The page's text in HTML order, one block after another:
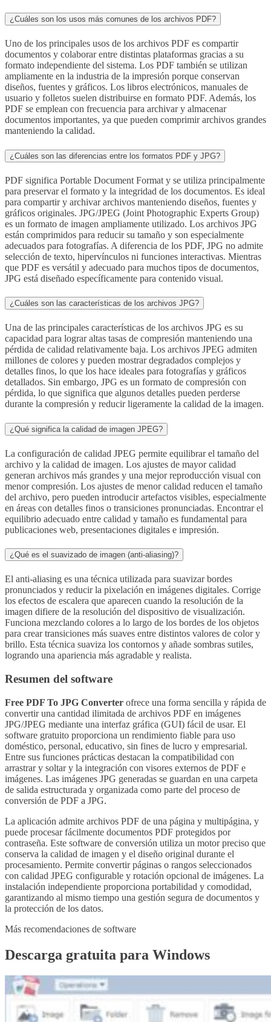
¿Cuáles son los usos más comunes de los archivos PDF?
Uno de los principales usos de los archivos PDF es compartir
documentos y colaborar entre distintas plataformas gracias a su
formato independiente del sistema. Los PDF también se utilizan
ampliamente en la industria de la impresión porque conservan
diseños, fuentes y gráficos. Los libros electrónicos, manuales de
usuario y folletos suelen distribuirse en formato PDF. Además, los
PDF se emplean con frecuencia para archivar y almacenar
documentos importantes, ya que pueden comprimir archivos grandes
manteniendo la calidad.
¿Cuáles son las diferencias entre los formatos PDF y JPG?
PDF significa Portable Document Format y se utiliza principalmente
para preservar el formato y la integridad de los documentos. Es ideal
para compartir y archivar archivos manteniendo diseños, fuentes y
gráficos originales. JPG/JPEG (Joint Photographic Experts Group)
es un formato de imagen ampliamente utilizado. Los archivos JPG
están comprimidos para reducir su tamaño y son especialmente
adecuados para fotografías. A diferencia de los PDF, JPG no admite
selección de texto, hipervínculos ni funciones interactivas. Mientras
que PDF es versátil y adecuado para muchos tipos de documentos,
JPG está diseñado específicamente para contenido visual.
¿Cuáles son las características de los archivos JPG?
Una de las principales características de los archivos JPG es su
capacidad para lograr altas tasas de compresión manteniendo una
pérdida de calidad relativamente baja. Los archivos JPEG admiten
millones de colores y pueden mostrar degradados complejos y
detalles finos, lo que los hace ideales para fotografías y gráficos
detallados. Sin embargo, JPG es un formato de compresión con
pérdida, lo que significa que algunos detalles pueden perderse
durante la compresión y reducir ligeramente la calidad de la imagen.
¿Qué significa la calidad de imagen JPEG?
La configuración de calidad JPEG permite equilibrar el tamaño del
archivo y la calidad de imagen. Los ajustes de mayor calidad
generan archivos más grandes y una mejor reproducción visual con
menor compresión. Los ajustes de menor calidad reducen el tamaño
del archivo, pero pueden introducir artefactos visibles, especialmente
en áreas con detalles finos o transiciones pronunciadas. Encontrar el
equilibrio adecuado entre calidad y tamaño es fundamental para
publicaciones web, presentaciones digitales e impresión.
¿Qué es el suavizado de imagen (anti-aliasing)?
El anti-aliasing es una técnica utilizada para suavizar bordes
pronunciados y reducir la pixelación en imágenes digitales. Corrige
los efectos de escalera que aparecen cuando la resolución de la
imagen difiere de la resolución del dispositivo de visualización.
Funciona mezclando colores a lo largo de los bordes de los objetos
para crear transiciones más suaves entre distintos valores de color y
brillo. Esta técnica suaviza los contornos y añade sombras sutiles,
logrando una apariencia más agradable y realista.
Resumen del software
Free PDF To JPG Converter ofrece una forma sencilla y rápida de
convertir una cantidad ilimitada de archivos PDF en imágenes
JPG/JPEG mediante una interfaz gráfica (GUI) fácil de usar. El
software gratuito proporciona un rendimiento fiable para uso
doméstico, personal, educativo, sin fines de lucro y empresarial.
Entre sus funciones prácticas destacan la compatibilidad con
arrastrar y soltar y la integración con visores externos de PDF e
imágenes. Las imágenes JPG generadas se guardan en una carpeta
de salida estructurada y organizada como parte del proceso de
conversión de PDF a JPG.
La aplicación admite archivos PDF de una página y multipágina, y
puede procesar fácilmente documentos PDF protegidos por
contraseña. Este software de conversión utiliza un motor preciso que
conserva la calidad de imagen y el diseño original durante el
procesamiento. Permite convertir páginas o rangos seleccionados
con calidad JPEG configurable y rotación opcional de imágenes. La
instalación independiente proporciona portabilidad y comodidad,
garantizando al mismo tiempo una gestión segura de documentos y
la protección de los datos.
Más recomendaciones de software
Descarga gratuita para Windows